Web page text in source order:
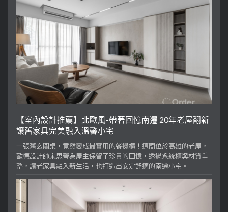
【室內設計推薦】北歐風-帶著回憶南遷 20年老屋翻新
讓舊家具完美融入溫馨小宅
一張舊玄關桌，竟然變成最實用的餐邊櫃！這間位於高雄的老屋，
歐德設計師宋思瑩為屋主保留了珍貴的回憶，透過系統櫃與材質重
整，讓老家具融入新生活，也打造出安定舒適的南遷小宅。